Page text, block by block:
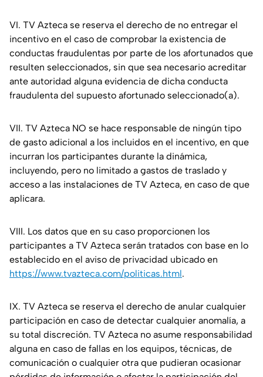
VI. TV Azteca se reserva el derecho de no entregar el
incentivo en el caso de comprobar la existencia de
conductas fraudulentas por parte de los afortunados que
resulten seleccionados, sin que sea necesario acreditar
ante autoridad alguna evidencia de dicha conducta
fraudulenta del supuesto afortunado seleccionado(a).
VII. TV Azteca NO se hace responsable de ningún tipo
de gasto adicional a los incluidos en el incentivo, en que
incurran los participantes durante la dinámica,
incluyendo, pero no limitado a gastos de traslado y
acceso a las instalaciones de TV Azteca, en caso de que
aplicara.
VIII. Los datos que en su caso proporcionen los
participantes a TV Azteca serán tratados con base en lo
establecido en el aviso de privacidad ubicado en
https://www.tvazteca.com/politicas.html.
IX. TV Azteca se reserva el derecho de anular cualquier
participación en caso de detectar cualquier anomalía, a
su total discreción. TV Azteca no asume responsabilidad
alguna en caso de fallas en los equipos, técnicas, de
comunicación o cualquier otra que pudieran ocasionar